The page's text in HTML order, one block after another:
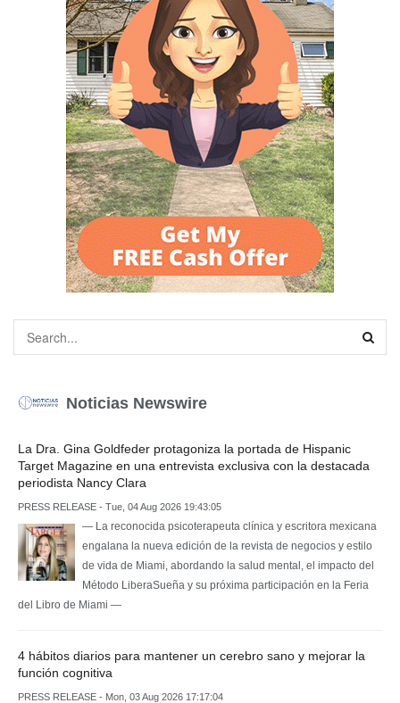
Noticias Newswire
La Dra. Gina Goldfeder protagoniza la portada de Hispanic
Target Magazine en una entrevista exclusiva con la destacada
periodista Nancy Clara
PRESS RELEASE - Tue, 04 Aug 2026 19:43:05
— La reconocida psicoterapeuta clínica y escritora mexicana
engalana la nueva edición de la revista de negocios y estilo
de vida de Miami, abordando la salud mental, el impacto del
Método LiberaSueña y su próxima participación en la Feria
del Libro de Miami —
4 hábitos diarios para mantener un cerebro sano y mejorar la
función cognitiva
PRESS RELEASE - Mon, 03 Aug 2026 17:17:04